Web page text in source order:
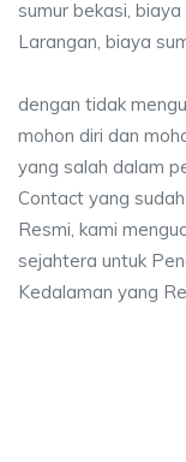
sumur bekasi,
Larangan, biaya
dengan tidak
mohon diri dan
yang salah dalam
Contact yang
Resmi, kami
sejahtera untuk
Kedalaman yang